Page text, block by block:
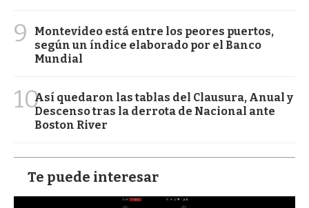
9
Montevideo está entre los peores puertos,
según un índice elaborado por el Banco
Mundial
10Así quedaron las tablas del Clausura, Anual y
Descenso tras la derrota de Nacional ante
Boston River
Te puede interesar